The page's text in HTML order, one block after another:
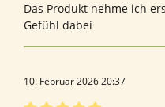
Das Produkt nehme ich
Gefühl dabei
10. Februar 2026 20:37